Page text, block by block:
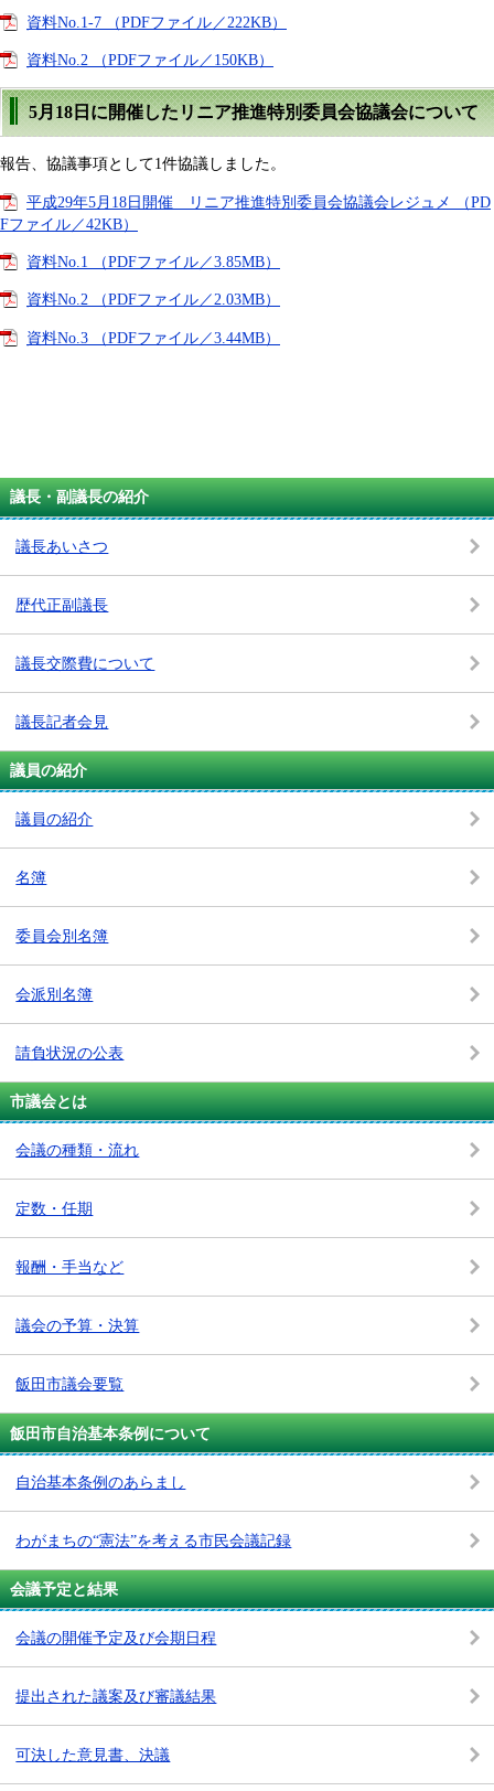
資料No.1-7 （PDFファイル／222KB）
資料No.2 （PDFファイル／150KB）
5月18日に開催したリニア推進特別委員会協議会について
報告、協議事項として1件協議しました。
平成29年5月18日開催 リニア推進特別委員会協議会レジュメ （PD
Fファイル／42KB）
資料No.1 （PDFファイル／3.85MB）
資料No.2 （PDFファイル／2.03MB）
資料No.3 （PDFファイル／3.44MB）
議長・副議長の紹介
議長あいさつ
歴代正副議長
議長交際費について
議長記者会見
議員の紹介
議員の紹介
名簿
委員会別名簿
会派別名簿
請負状況の公表
市議会とは
会議の種類・流れ
定数・任期
報酬・手当など
議会の予算・決算
飯田市議会要覧
飯田市自治基本条例について
自治基本条例のあらまし
わがまちの“憲法”を考える市民会議記録
会議予定と結果
会議の開催予定及び会期日程
提出された議案及び審議結果
可決した意見書、決議